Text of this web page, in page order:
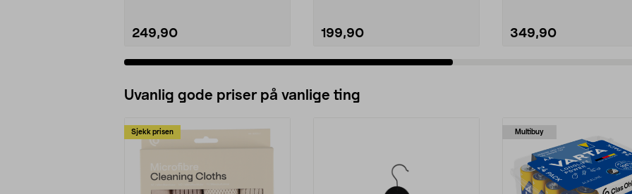
249,90 199,90 349,90
Uvanlig gode priser på vanlige ting
Sjekk prisen Multibuy